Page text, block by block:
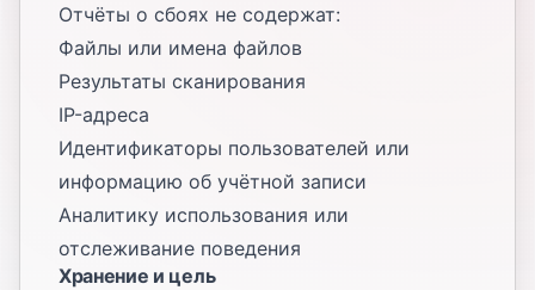
Отчёты о сбоях не содержат:
Файлы или имена файлов
Результаты сканирования
IP-адреса
Идентификаторы пользователей или
информацию об учётной записи
Аналитику использования или
отслеживание поведения
Хранение и цель